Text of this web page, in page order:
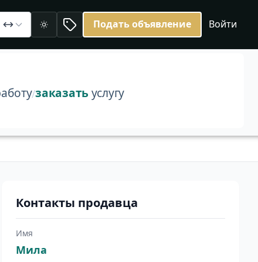
коллекции Burgenland. Классический
Светлая Подать объявление Войти
/заказать услугу
Контакты продавца
Имя
Мила